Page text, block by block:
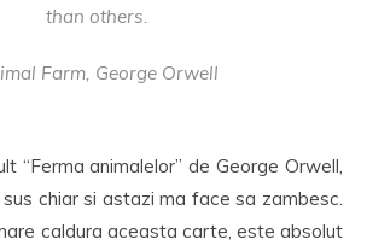
than others.
Farm, George Orwell
“Ferma animalelor” de George Orwell,
chiar si astazi ma face sa zambesc.
caldura aceasta carte, este absolut